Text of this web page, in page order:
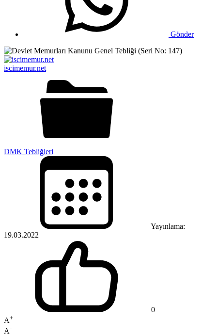
Gönder
iscimemur.net
DMK Tebliğleri
Yayınlama:
19.03.2022
0
A+
A-